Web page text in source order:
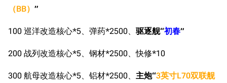
（BB） ”
100 巡洋改造核心*5、弹药*2500、 驱逐舰“初春”
200 战列改造核心*5、钢材*2500、快修*10
300 航母改造核心*5、铝材*2500、 主炮“3英寸L70双联舰